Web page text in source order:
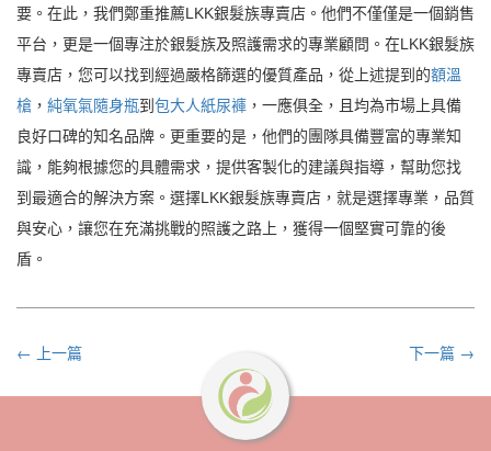
要。在此，我們鄭重推薦LKK銀髮族專賣店。他們不僅僅是一個銷售
平台，更是一個專注於銀髮族及照護需求的專業顧問。在LKK銀髮族
專賣店，您可以找到經過嚴格篩選的優質產品，從上述提到的額溫
槍 ， 純氧氣隨身瓶到 包大人紙尿褲 ，一應俱全，且均為市場上具備
良好口碑的知名品牌。更重要的是，他們的團隊具備豐富的專業知
識，能夠根據您的具體需求，提供客製化的建議與指導，幫助您找
到最適合的解決方案。選擇LKK銀髮族專賣店，就是選擇專業，品質
與安心，讓您在充滿挑戰的照護之路上，獲得一個堅實可靠的後
盾。
← 上一篇 下一篇 →